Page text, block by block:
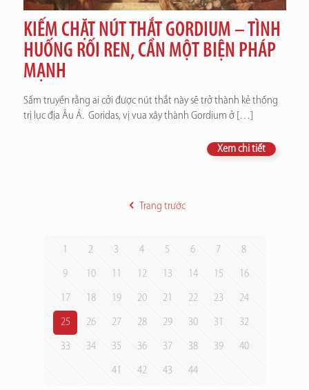
KIẾM CHẶT NÚT THẮT GORDIUM – TÌNH
HUỐNG RỐI REN, CẦN MỘT BIỆN PHÁP
MẠNH
Sấm truyền rằng ai cởi được nút thắt này sẽ trở thành kẻ thống
trị lục địa Âu Á. Goridas, vị vua xây thành Gordium ở[…]
Xem chi tiết
Trang trước
1 2 3 4 5 6 7 8
9 10 11 12 13 14 15 16
17 18 19 20 21 22 23 24
25 26 27 28 29 30 31 32
33 34 35 36 37 38 39 40
41 42 43 44